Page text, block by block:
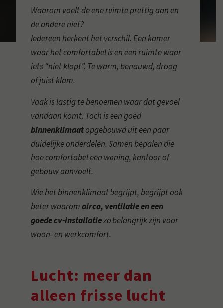
Waarom voelt de ene ruimte prettig aan en
de andere niet?
Iedereen herkent het verschil. Een kamer
waar het comfortabel is en een ruimte waar
iets “niet klopt”. Te warm, benauwd, droog
of juist klam.
Vaak is lastig te benoemen waar dat gevoel
vandaan komt. Toch is een goed
binnenklimaatopgebouwd uit een paar
duidelijke onderdelen. Samen bepalen die
hoe comfortabel een woning, kantoor of
gebouw aanvoelt.
Wie het binnenklimaat begrijpt, begrijpt ook
beter waaromairco, ventilatie en een
goede cv-installatiezo belangrijk zijn voor
woon- en werkcomfort.
Lucht: meer dan
alleen frisse lucht